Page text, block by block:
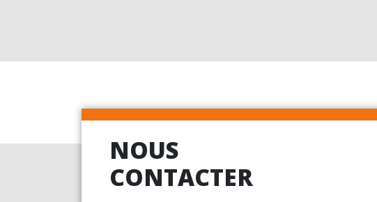
NOUS
CONTACTER